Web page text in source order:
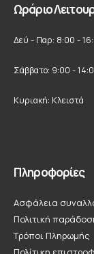
Ωράριο
Δεύ - Παρ: 8:00 -
Σάββατο: 9:00 -
Κυριακή: Κλειστά
Πληροφορίες
Ασφάλεια
Πολιτική
Τρόποι Πληρωμής